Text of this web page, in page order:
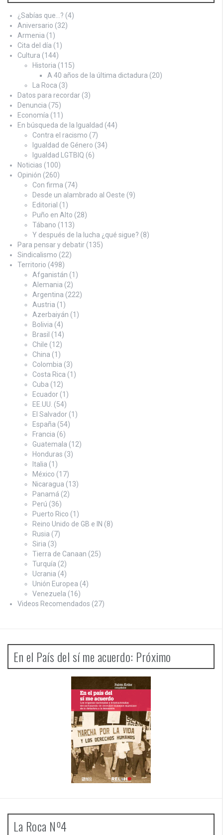
¿Sabías que…? (4)
Aniversario (32)
Armenia (1)
Cita del día (1)
Cultura (144)
Historia (115)
A 40 años de la última dictadura (20)
La Roca (3)
Datos para recordar (3)
Denuncia (75)
Economía (11)
En búsqueda de la Igualdad (44)
Contra el racismo (7)
Igualdad de Género (34)
Igualdad LGTBIQ (6)
Noticias (100)
Opinión (260)
Con firma (74)
Desde un alambrado al Oeste (9)
Editorial (1)
Puño en Alto (28)
Tábano (113)
Y después de la lucha ¿qué sigue? (8)
Para pensar y debatir (135)
Sindicalismo (22)
Territorio (498)
Afganistán (1)
Alemania (2)
Argentina (222)
Austria (1)
Azerbaiyán (1)
Bolivia (4)
Brasil (14)
Chile (12)
China (1)
Colombia (3)
Costa Rica (1)
Cuba (12)
Ecuador (1)
EE.UU. (54)
El Salvador (1)
España (54)
Francia (6)
Guatemala (12)
Honduras (3)
Italia (1)
México (17)
Nicaragua (13)
Panamá (2)
Perú (36)
Puerto Rico (1)
Reino Unido de GB e IN (8)
Rusia (7)
Siria (3)
Tierra de Canaan (25)
Turquía (2)
Ucrania (4)
Unión Europea (4)
Venezuela (16)
Videos Recomendados (27)
En el País del sí me acuerdo: Próximo
La Roca Nº4